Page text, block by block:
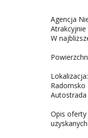
Agencja
Atrakcyjnie
W
Lokalizacja:
Autostrada
Opis